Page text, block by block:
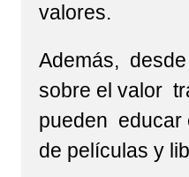
valores.
Además,
sobre el valor
pueden educar
de películas y